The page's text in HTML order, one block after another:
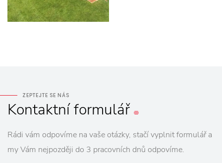
ZEPTEJTE SE NÁS
Kontaktníformulář
Rádi vám odpovíme na vaše otázky, stačí vyplnit formulář a
my Vám nejpozději do 3 pracovních dnů odpovíme.